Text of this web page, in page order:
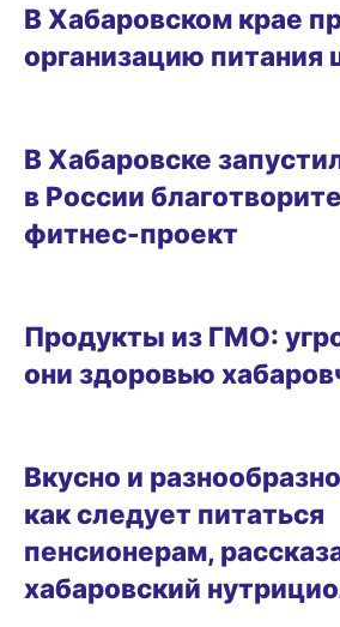
В Хабаровском крае
организацию питания
В Хабаровске
в России
фитнес-проект
Продукты из ГМО:
они здоровью
Вкусно и
как следует питаться
пенсионерам,
хабаровский